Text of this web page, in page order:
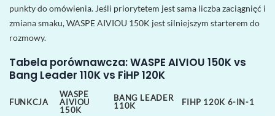
punkty do omówienia. Jeśli priorytetem jest sama liczba zaciągnięć i
zmiana smaku, WASPE AIVIOU 150K jest silniejszym starterem do
rozmowy.
Tabela porównawcza: WASPE AIVIOU 150K vs
Bang Leader 110K vs FiHP 120K
FUNKCJA
WASPE
AIVIOU
150K
BANG LEADER
110K
FIHP 120K 6-IN-1